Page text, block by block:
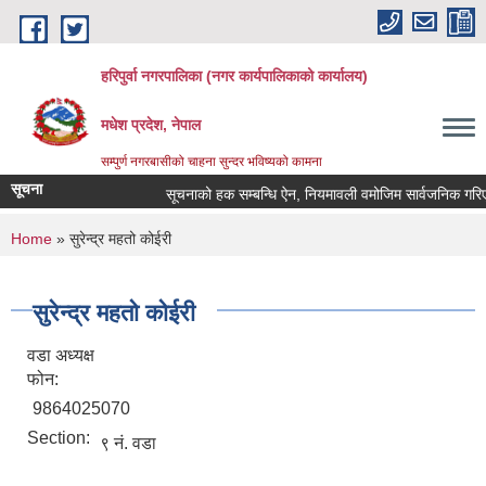
Skip to main content
हरिपुर्वा नगरपालिका (नगर कार्यपालिकाको कार्यालय)
मधेश प्रदेश, नेपाल
सम्पुर्ण नगरबासीको चाहना सुन्दर भविष्यको कामना
सूचना सूचनाको हक सम्बन्धि ऐन, नियमावली वमोजिम सार्वजनिक
You are here
Home » सुरेन्द्र महतो कोईरी
सुरेन्द्र महतो कोईरी
वडा अध्यक्ष
फोन:
9864025070
Section:
९ नं. वडा